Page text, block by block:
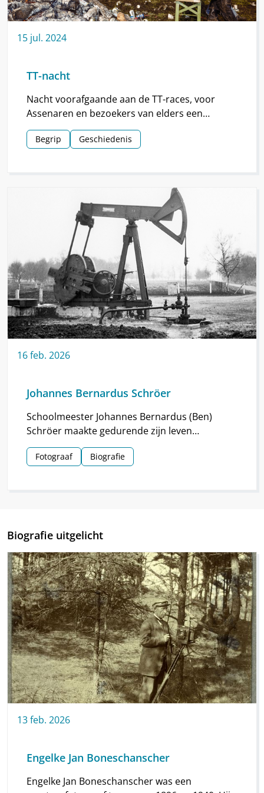
15 jul. 2024
TT-nacht
Nacht voorafgaande aan de TT-races, voor
Assenaren en bezoekers van elders een
hoogtepunt van de TT.
Begrip Geschiedenis
16feb. 2026
Johannes Bernardus Schröer
Schoolmeester Johannes Bernardus (Ben)
Schröer maakte gedurende zijn leven
haarscherpe foto’s in en om Nieuw-
Schoonebeek.
Fotograaf Biografie
Biografie uitgelicht
13feb. 2026
Engelke Jan Boneschanscher
Engelke Jan Boneschanscher was een